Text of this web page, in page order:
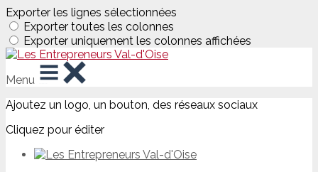
Exporter les lignes sélectionnées
Exporter toutes les colonnes
Exporter uniquement les colonnes affichées
Menu
Ajoutez un logo, un bouton, des réseaux sociaux
Cliquez pour éditer